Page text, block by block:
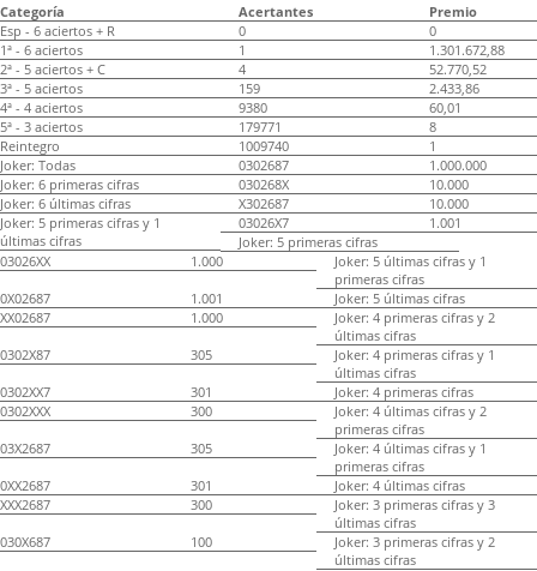
Categoría Acertantes
Premio
Esp - 6 aciertos + R
0
0
1ª - 6 aciertos
1
1.301.672,88
2ª - 5 aciertos + C
4
52.770,52
3ª - 5 aciertos
159
2.433,86
4ª - 4 aciertos
9380
60,01
5ª - 3 aciertos
179771
8
Reintegro
1009740
1
Joker: Todas
0302687
1.000.000
Joker: 6 primeras cifras
030268X
10.000
Joker: 6 últimas cifras
X302687
10.000
Joker: 5 primeras cifras y 1
últimas cifras
03026X7
1.001
Joker: 5 primeras cifras
03026XX
1.000
Joker: 5 últimas cifras y 1
primeras cifras
0X02687
1.001
Joker: 5 últimas cifras
XX02687
1.000
Joker: 4 primeras cifras y 2
últimas cifras
0302X87
305
Joker: 4 primeras cifras y 1
últimas cifras
0302XX7
301
Joker: 4 primeras cifras
0302XXX
300
Joker: 4 últimas cifras y 2
primeras cifras
03X2687
305
Joker: 4 últimas cifras y 1
primeras cifras
0XX2687
301
Joker: 4 últimas cifras
XXX2687
300
Joker: 3 primeras cifras y 3
últimas cifras
030X687
100
Joker: 3 primeras cifras y 2
últimas cifras